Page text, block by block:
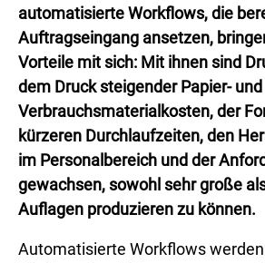
automatisierte Workflows, die
Auftragseingang ansetzen,
Vorteile mit sich: Mit ihnen sind
dem Druck steigender Papier- und
Verbrauchsmaterialkosten, der
kürzeren Durchlaufzeiten, den
im Personalbereich und der
gewachsen, sowohl sehr große
Auflagen produzieren zu können.
Automatisierte Workflows